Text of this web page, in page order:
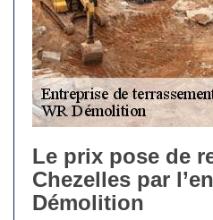
Le prix pose de
Chezelles par
Démolition